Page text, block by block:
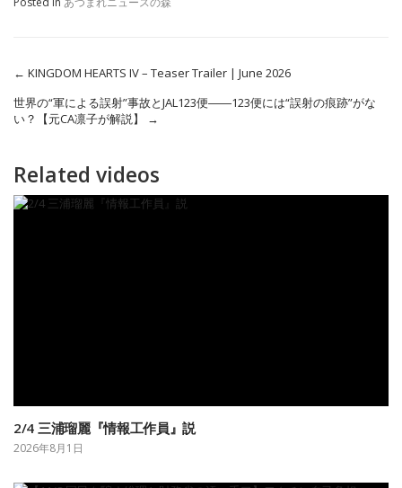
← KINGDOM HEARTS IV – Teaser Trailer | June 2026
世界の“軍による誤射”事故とJAL123便――123便には“誤射の痕跡”がな
い？【元CA凛子が解説】
→
Related videos
2/4 三浦瑠麗『情報工作員』説
2026年8月1日